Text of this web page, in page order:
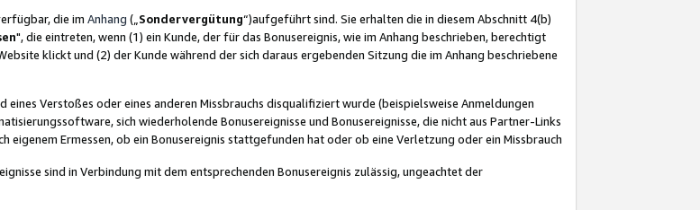
die im Anhang („ Sondervergütung“)aufgeführt sind. Sie erhalten die in diesem Abschnitt 4(b)
", die eintreten, wenn (1) ein Kunde, der für das Bonusereignis, wie im Anhang beschrieben, berechtigt
klickt und (2) der Kunde während der sich daraus ergebenden Sitzung die im Anhang beschriebene
Verstoßes oder eines anderen Missbrauchs disqualifiziert wurde (beispielsweise Anmeldungen
sich wiederholende Bonusereignisse und Bonusereignisse, die nicht aus Partner-Links
Ermessen, ob ein Bonusereignis stattgefunden hat oder ob eine Verletzung oder ein Missbrauch
sind in Verbindung mit dem entsprechenden Bonusereignis zulässig, ungeachtet der